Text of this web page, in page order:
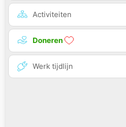
Activiteiten
Doneren
Werk tijdlijn